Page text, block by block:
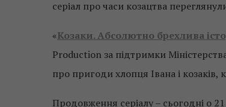
серіал про часи козацтва
«Козаки. Абсолютно брехлива
Production за підтримки
про пригоди хлопця Івана і козаків,
Продовження серіалу – сьогодні о